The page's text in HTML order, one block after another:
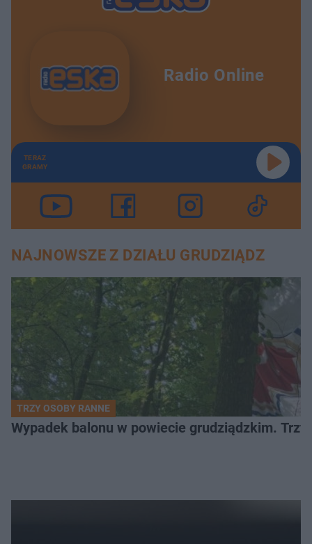
Radio Online
TERAZ
GRAMY
NAJNOWSZE Z DZIAŁU GRUDZIĄDZ
TRZY OSOBY RANNE
Wypadek balonu w powiecie grudziądzkim.